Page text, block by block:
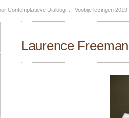
Contemplatieve Dialoog Voobije lezingen
Laurence Freeman